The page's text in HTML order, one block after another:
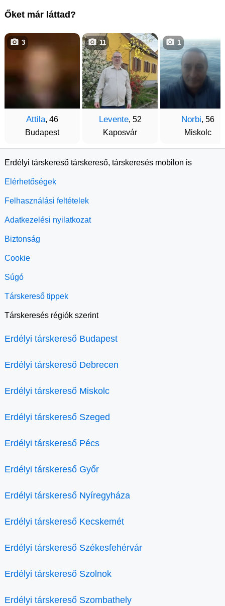
Őket már láttad?
Attila, 46
Budapest
3
Levente, 52
Kaposvár
11
Norbi, 56
Miskolc
1
Erdélyi társkereső társkereső, társkeresés mobilon is
Elérhetőségek
Felhasználási feltételek
Adatkezelési nyilatkozat
Biztonság
Cookie
Súgó
Társkereső tippek
Társkeresés régiók szerint
Erdélyi társkereső Budapest
Erdélyi társkereső Debrecen
Erdélyi társkereső Miskolc
Erdélyi társkereső Szeged
Erdélyi társkereső Pécs
Erdélyi társkereső Győr
Erdélyi társkereső Nyíregyháza
Erdélyi társkereső Kecskemét
Erdélyi társkereső Székesfehérvár
Erdélyi társkereső Szolnok
Erdélyi társkereső Szombathely